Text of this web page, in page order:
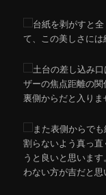
台紙を剥がすと
て、この美しさには
土台の差し込み
ザーの焦点距離の関
裏側からだと入りま
また表側からで
割らないよう真っ
うと良いと思いま
わない方が吉だと思